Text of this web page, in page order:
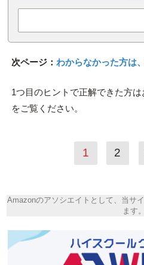
次ページ： わからなかった方は
1つ目のヒントで正解できた方
をご覧ください。
1 2
Amazonのアソシエイトとして、当サ
ます。